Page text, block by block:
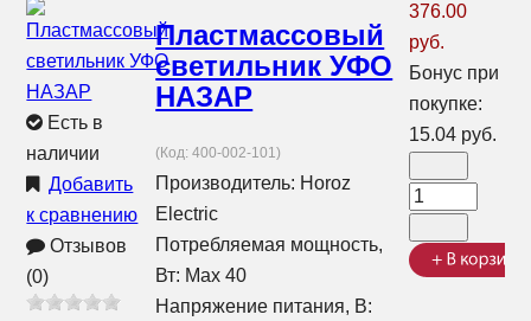
Есть в
наличии
Добавить
к сравнению
Отзывов
(0)
Пластмассовый
светильник УФО
НАЗАР
(Код:400-002-101)
Производитель: Horoz
Electric
Потребляемая мощность,
Вт: Max 40
Напряжение питания, В:
376.00
руб.
Бонус при
покупке:
15.04 руб.